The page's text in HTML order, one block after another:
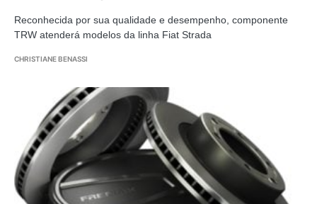
Reconhecida por sua qualidade e desempenho, componente
TRW atenderá modelos da linha Fiat Strada
CHRISTIANE BENASSI